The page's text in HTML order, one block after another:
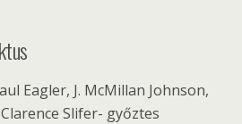
Eagler, J. McMillan Johnson,
Slifer- győztes